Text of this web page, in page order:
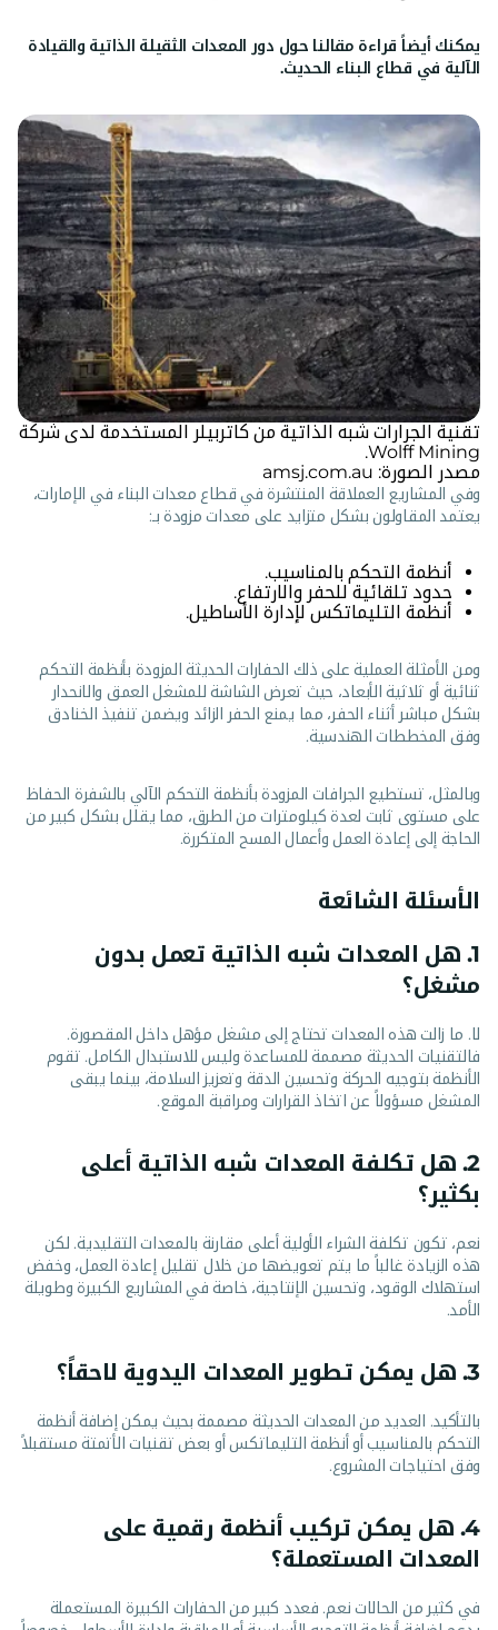
يمكنك أيضاً قراءة مقالنا حول دور المعدات الثقيلة الذاتية والقيادة
الآلية في قطاع البناء الحديث.
تقنية الجرارات شبه الذاتية من كاتربيلر المستخدمة لدى شركة
Wolff Mining.
مصدر الصورة: amsj.com.au
وفي المشاريع العملاقة المنتشرة في قطاع معدات البناء في الإمارات،
يعتمد المقاولون بشكل متزايد على معدات مزودة بـ:
أنظمة التحكم بالمناسيب.
حدود تلقائية للحفر والارتفاع.
أنظمة التليماتكس لإدارة الأساطيل.
ومن الأمثلة العملية على ذلك الحفارات الحديثة المزودة بأنظمة التحكم
ثنائية أو ثلاثية الأبعاد، حيث تعرض الشاشة للمشغل العمق والانحدار
بشكل مباشر أثناء الحفر، مما يمنع الحفر الزائد ويضمن تنفيذ الخنادق
وفق المخططات الهندسية.
وبالمثل، تستطيع الجرافات المزودة بأنظمة التحكم الآلي بالشفرة الحفاظ
على مستوى ثابت لعدة كيلومترات من الطرق، مما يقلل بشكل كبير من
الحاجة إلى إعادة العمل وأعمال المسح المتكررة.
الأسئلة الشائعة
1. هل المعدات شبه الذاتية تعمل بدون
مشغل؟
لا. ما زالت هذه المعدات تحتاج إلى مشغل مؤهل داخل المقصورة.
فالتقنيات الحديثة مصممة للمساعدة وليس للاستبدال الكامل. تقوم
الأنظمة بتوجيه الحركة وتحسين الدقة وتعزيز السلامة، بينما يبقى
المشغل مسؤولاً عن اتخاذ القرارات ومراقبة الموقع.
2. هل تكلفة المعدات شبه الذاتية أعلى
بكثير؟
نعم، تكون تكلفة الشراء الأولية أعلى مقارنة بالمعدات التقليدية. لكن
هذه الزيادة غالباً ما يتم تعويضها من خلال تقليل إعادة العمل، وخفض
استهلاك الوقود، وتحسين الإنتاجية، خاصة في المشاريع الكبيرة وطويلة
الأمد.
3. هل يمكن تطوير المعدات اليدوية لاحقاً؟
بالتأكيد. العديد من المعدات الحديثة مصممة بحيث يمكن إضافة أنظمة
التحكم بالمناسيب أو أنظمة التليماتكس أو بعض تقنيات الأتمتة مستقبلاً
وفق احتياجات المشروع.
4. هل يمكن تركيب أنظمة رقمية على
المعدات المستعملة؟
في كثير من الحالات نعم. فعدد كبير من الحفارات الكبيرة المستعملة